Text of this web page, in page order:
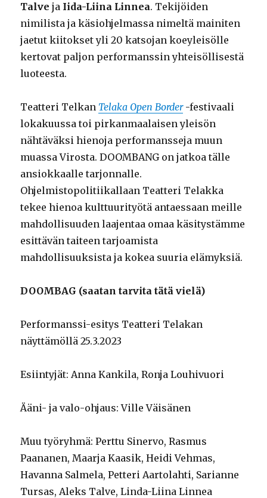
Talve ja Iida-Liina Linnea. Tekijöiden
nimilista ja käsiohjelmassa nimeltä mainiten
jaetut kiitokset yli 20 katsojan koeyleisölle
kertovat paljon performanssin yhteisöllisestä
luoteesta.
Teatteri Telkan Telaka Open Border-festivaali
lokakuussa toi pirkanmaalaisen yleisön
nähtäväksi hienoja performansseja muun
muassa Virosta. DOOMBANG on jatkoa tälle
ansiokkaalle tarjonnalle.
Ohjelmistopolitiikallaan Teatteri Telakka
tekee hienoa kulttuurityötä antaessaan meille
mahdollisuuden laajentaa omaa käsitystämme
esittävän taiteen tarjoamista
mahdollisuuksista ja kokea suuria elämyksiä.
DOOMBAG (saatan tarvita tätä vielä)
Performanssi-esitys Teatteri Telakan
näyttämöllä 25.3.2023
Esiintyjät: Anna Kankila, Ronja Louhivuori
Ääni- ja valo-ohjaus: Ville Väisänen
Muu työryhmä: Perttu Sinervo, Rasmus
Paananen, Maarja Kaasik, Heidi Vehmas,
Havanna Salmela, Petteri Aartolahti, Sarianne
Tursas, Aleks Talve, Linda-Liina Linnea